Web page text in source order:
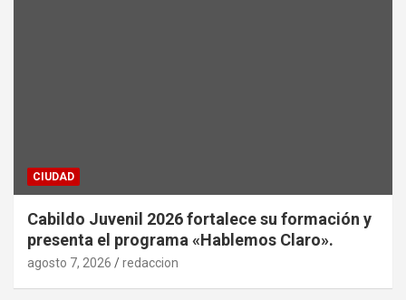
CIUDAD
Cabildo Juvenil 2026 fortalece su formación y
presenta el programa «Hablemos Claro».
agosto 7, 2026 redaccion